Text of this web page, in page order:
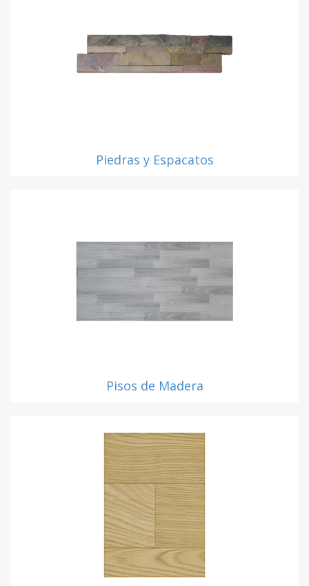
Piedras y Espacatos
Pisos de Madera